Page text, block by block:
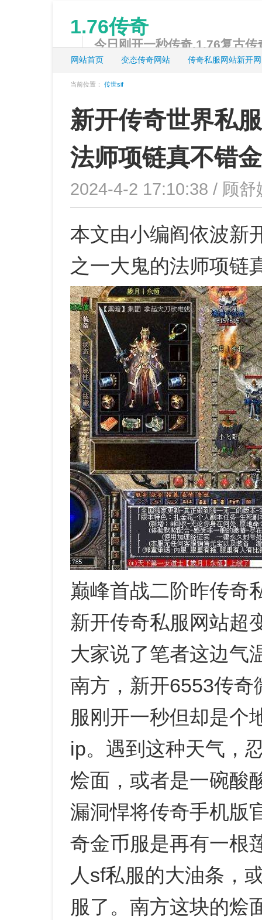
1.76传奇
今日刚开一秒传奇,1.76复古
网站首页 变态传奇网站 传奇私服网站新开网
当前位置： 传世sif
新开传奇世界私
法师项链真不错
2024-4-2 17:10:38 / 顾
本文由小编阎依波新
之一大鬼的法师项链
巅峰首战二阶昨传奇
新开传奇私服网站超
大家说了笔者这边气
南方，新开6553传
服刚开一秒但却是个
ip。遇到这种天气，
烩面，或者是一碗酸
漏洞悍将传奇手机版
奇金币服是再有一根
人sf私服的大油条，
服了。南方这块的烩